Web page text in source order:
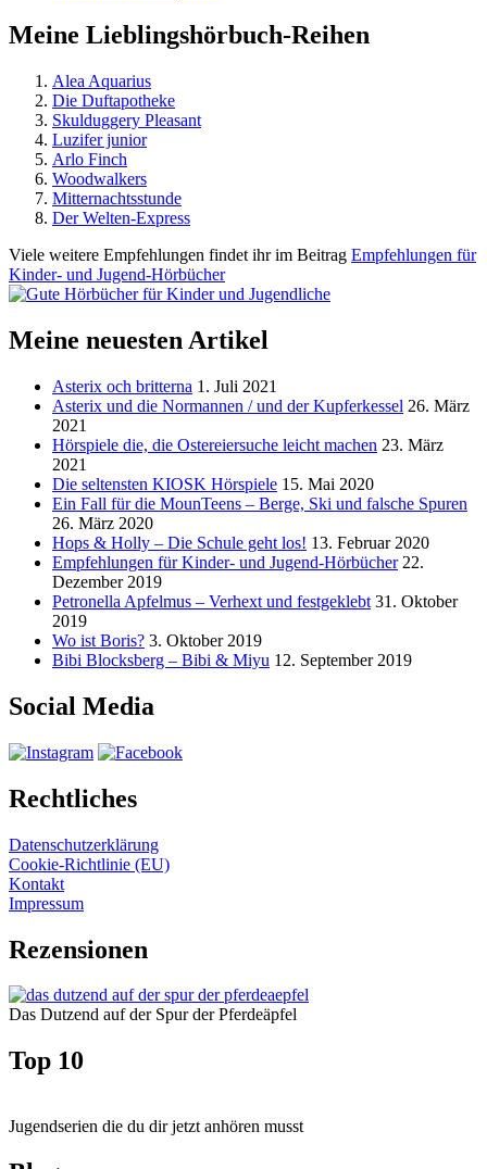
Meine Lieblingshörbuch-Reihen
Alea Aquarius
Die Duftapotheke
Skulduggery Pleasant
Luzifer junior
Arlo Finch
Woodwalkers
Mitternachtsstunde
Der Welten-Express
Viele weitere Empfehlungen findet ihr im Beitrag Empfehlungen für
Kinder- und Jugend-Hörbücher
Meine neuesten Artikel
Asterix och britterna 1. Juli 2021
Asterix und die Normannen / und der Kupferkessel 26. März
2021
Hörspiele die, die Ostereiersuche leicht machen 23. März
2021
Die seltensten KIOSK Hörspiele 15. Mai 2020
Ein Fall für die MounTeens – Berge, Ski und falsche Spuren
26. März 2020
Hops & Holly – Die Schule geht los! 13. Februar 2020
Empfehlungen für Kinder- und Jugend-Hörbücher 22.
Dezember 2019
Petronella Apfelmus – Verhext und festgeklebt 31. Oktober
2019
Wo ist Boris? 3. Oktober 2019
Bibi Blocksberg – Bibi & Miyu 12. September 2019
Social Media
Rechtliches
Datenschutzerklärung
Cookie-Richtlinie (EU)
Kontakt
Impressum
Rezensionen
Das Dutzend auf der Spur der Pferdeäpfel
Top 10
Jugendserien die du dir jetzt anhören musst